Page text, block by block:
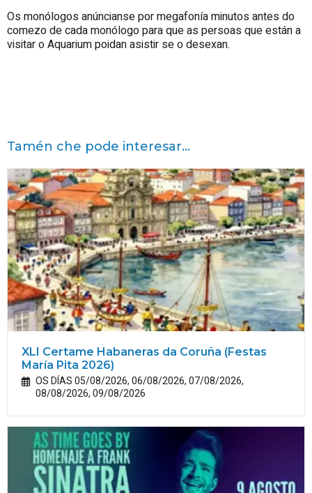
Os monólogos anúncianse por megafonía minutos antes do
comezo de cada monólogo para que as persoas que están a
visitar oAquariumpoidan asistir se o desexan.
Tamén che pode interesar...
XLI Certame Habaneras da Coruña (Festas
María Pita 2026)
OS DÍAS 05/08/2026, 06/08/2026, 07/08/2026,
08/08/2026, 09/08/2026